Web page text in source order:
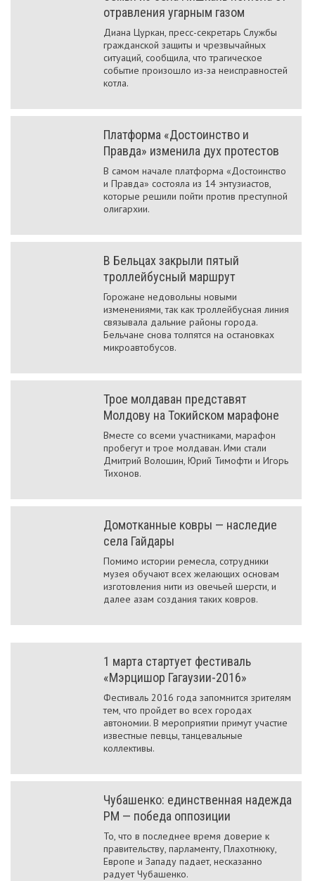
отравления угарным газом
Диана Цуркан, пресс-секретарь Службы
гражданской защиты и чрезвычайных
ситуаций, сообщила, что трагическое
событие произошло из-за неисправностей
котла.
Платформа «Достоинство и
Правда» изменила дух протестов
В самом начале платформа «Достоинство
и Правда» состояла из 14 энтузиастов,
которые решили пойти против преступной
олигархии.
В Бельцах закрыли пятый
троллейбусный маршрут
Горожане недовольны новыми
изменениями, так как троллейбусная линия
связывала дальние районы города.
Бельчане снова толпятся на остановках
микроавтобусов.
Трое молдаван представят
Молдову на Токийском марафоне
Вместе со всеми участниками, марафон
пробегут и трое молдаван. Ими стали
Дмитрий Волошин, Юрий Тимофти и Игорь
Тихонов.
Домотканные ковры — наследие
села Гайдары
Помимо истории ремесла, сотрудники
музея обучают всех желающих основам
изготовления нити из овечьей шерсти, и
далее азам создания таких ковров.
1 марта стартует фестиваль
«Мэрцишор Гагаузии-2016»
Фестиваль 2016 года запомнится зрителям
тем, что пройдет во всех городах
автономии. В мероприятии примут участие
известные певцы, танцевальные
коллективы.
Чубашенко: единственная надежда
РМ — победа оппозиции
То, что в последнее время доверие к
правительству, парламенту, Плахотнюку,
Европе и Западу падает, несказанно
радует Чубашенко.